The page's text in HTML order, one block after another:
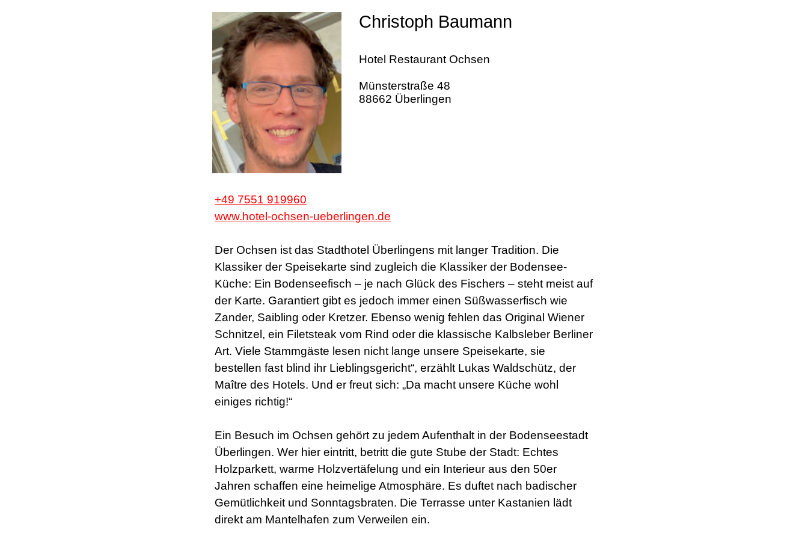
Christoph Baumann
Hotel Restaurant Ochsen
Münsterstraße 48
88662 Überlingen
+49 7551 919960
www.hotel-ochsen-ueberlingen.de
Der Ochsen ist das Stadthotel Überlingens mit langer Tradition. Die
Klassiker der Speisekarte sind zugleich die Klassiker der Bodensee-
Küche: Ein Bodenseefisch – je nach Glück des Fischers – steht meist auf
der Karte. Garantiert gibt es jedoch immer einen Süßwasserfisch wie
Zander, Saibling oder Kretzer. Ebenso wenig fehlen das Original Wiener
Schnitzel, ein Filetsteak vom Rind oder die klassische Kalbsleber Berliner
Art. Viele Stammgäste lesen nicht lange unsere Speisekarte, sie
bestellen fast blind ihr Lieblingsgericht“, erzählt Lukas Waldschütz, der
Maître des Hotels. Und er freut sich: „Da macht unsere Küche wohl
einiges richtig!“
Ein Besuch im Ochsen gehört zu jedem Aufenthalt in der Bodenseestadt
Überlingen. Wer hier eintritt, betritt die gute Stube der Stadt: Echtes
Holzparkett, warme Holzvertäfelung und ein Interieur aus den 50er
Jahren schaffen eine heimelige Atmosphäre. Es duftet nach badischer
Gemütlichkeit und Sonntagsbraten. Die Terrasse unter Kastanien lädt
direkt am Mantelhafen zum Verweilen ein.